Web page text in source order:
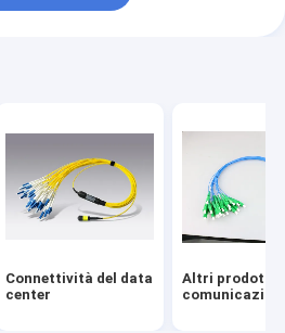
Connettività del data
center
Altri prodotti